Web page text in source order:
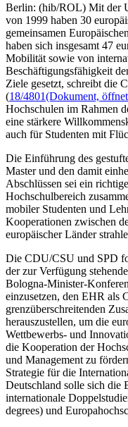
Berlin: (hib/ROL) Mit der
von 1999 haben 30
gemeinsamen
haben sich insgesamt 47
Mobilität sowie von
Beschäftigungsfähigkeit
Ziele gesetzt, schreibt die
(18/4801(Dokument,
Hochschulen im Rahmen
eine stärkere
auch für Studenten mit
Die Einführung des
Master und den damit
Abschlüssen sei ein
Hochschulbereich
mobiler Studenten und
Kooperationen zwischen
europäischer Länder
Die CDU/CSU und SPD
der zur Verfügung
Bologna-Minister-
einzusetzen, den EHR als
grenzüberschreitenden
herauszustellen, um die
Wettbewerbs- und
die Kooperation der
und Management zu
Strategie für die
Deutschland solle sich die
internationale
degrees) und